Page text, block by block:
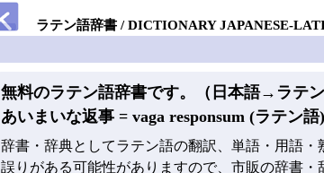
ラテン語辞書 DICTIONARY JAPANESE-
無料のラテン語辞書です。（日本語→ラテ
あいまいな返事 = vaga responsum (ラテン語)
辞書・辞典としてラテン語の翻訳、単語・用語・
誤りがある可能性がありますので、市販の辞書・